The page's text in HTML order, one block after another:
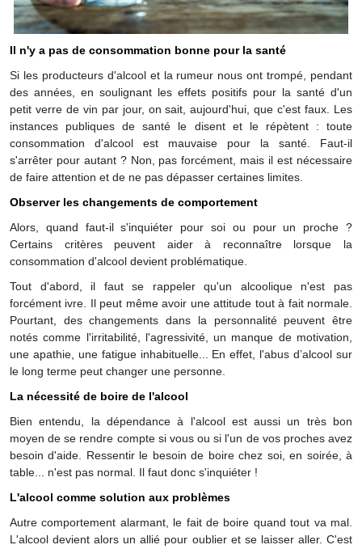
Il n'y a pas de consommation bonne pour la santé
Si les producteurs d'alcool et la rumeur nous ont trompé, pendant
des années, en soulignant les effets positifs pour la santé d'un
petit verre de vin par jour, on sait, aujourd'hui, que c'est faux. Les
instances publiques de santé le disent et le répètent : toute
consommation d'alcool est mauvaise pour la santé. Faut-il
s'arrêter pour autant ? Non, pas forcément, mais il est nécessaire
de faire attention et de ne pas dépasser certaines limites.
Observer les changements de comportement
Alors, quand faut-il s'inquiéter pour soi ou pour un proche ?
Certains critères peuvent aider à reconnaître lorsque la
consommation d'alcool devient problématique.
Tout d'abord, il faut se rappeler qu'un alcoolique n'est pas
forcément ivre. Il peut même avoir une attitude tout à fait normale.
Pourtant, des changements dans la personnalité peuvent être
notés comme l'irritabilité, l'agressivité, un manque de motivation,
une apathie, une fatigue inhabituelle... En effet, l'abus d’alcool sur
le long terme peut changer une personne.
La nécessité de boire de l'alcool
Bien entendu, la dépendance à l'alcool est aussi un très bon
moyen de se rendre compte si vous ou si l'un de vos proches avez
besoin d'aide. Ressentir le besoin de boire chez soi, en soirée, à
table... n'est pas normal. Il faut donc s'inquiéter !
L'alcool comme solution aux problèmes
Autre comportement alarmant, le fait de boire quand tout va mal.
L'alcool devient alors un allié pour oublier et se laisser aller. C'est